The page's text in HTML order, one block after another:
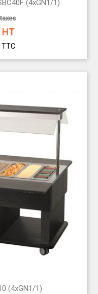
(4xGN1/1)
HT
TTC
(4xGN1/1)